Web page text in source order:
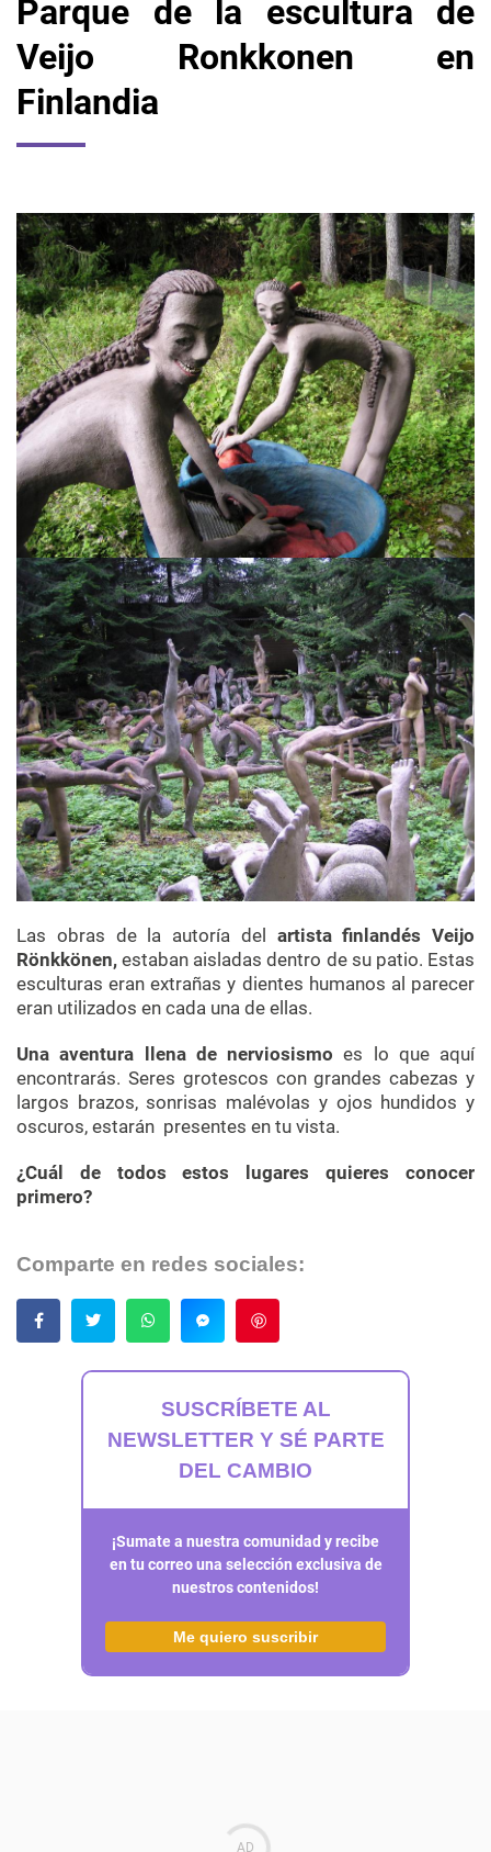
Parque de la escultura de
Veijo Ronkkonen en
Finlandia
Las obras de la autoría del artista finlandés Veijo
Rönkkönen, estaban aisladas dentro de su patio. Estas
esculturas eran extrañas y dientes humanos al parecer
eran utilizados en cada una de ellas.
Una aventura llena de nerviosismo es lo que aquí
encontrarás. Seres grotescos con grandes cabezas y
largos brazos, sonrisas malévolas y ojos hundidos y
oscuros, estarán presentes en tu vista.
¿Cuál de todos estos lugares quieres conocer
primero?
Comparte en redes sociales:
SUSCRÍBETE AL
NEWSLETTER Y SÉ PARTE
DEL CAMBIO
¡Sumate a nuestra comunidad y recibe
en tu correo una selección exclusiva de
nuestros contenidos!
Me quiero suscribir